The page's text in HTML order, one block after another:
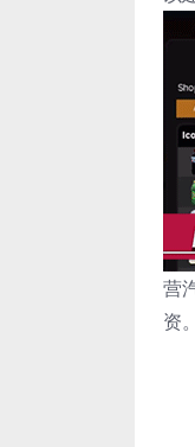
营
资。